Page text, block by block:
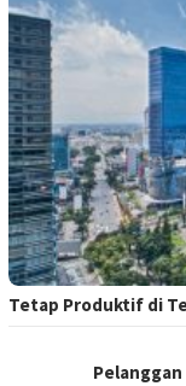
Tetap Produktif di